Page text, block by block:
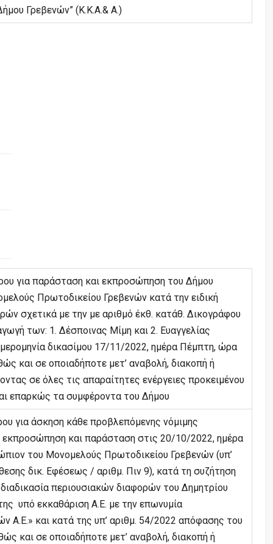
Γρεβενών” (Κ.Κ.Α.& Α.)
για παράσταση και εκπροσώπηση του Δήμου
Πρωτοδικείου Γρεβενών κατά την ειδική
σχετικά με την με αριθμό έκθ. κατάθ. Δικογράφου
των: 1. Δέσποινας Μίμη και 2. Ευαγγελίας
δικασίμου 17/11/2022, ημέρα Πέμπτη, ώρα
και σε οποιαδήποτε μετ’ αναβολή, διακοπή ή
σε όλες τις απαραίτητες ενέργειες προκειμένου
επαρκώς τα συμφέροντα του Δήμου
για άσκηση κάθε προβλεπόμενης νόμιμης
εκπροσώπηση και παράσταση στις 20/10/2022, ημέρα
του Μονομελούς Πρωτοδικείου Γρεβενών (υπ’
δικ. Εφέσεως / αριθμ. Πιν 9), κατά τη συζήτηση
περιουσιακών διαφορών του Δημητρίου
υπό εκκαθάριση Α.Ε. με την επωνυμία
Α.Ε.» και κατά της υπ’ αριθμ. 54/2022 απόφασης του
και σε οποιαδήποτε μετ’ αναβολή, διακοπή ή